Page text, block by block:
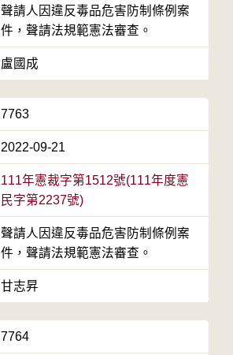
聲請人因違反毒品危害防制條例案
件，聲請法規範憲法審查。
盧國成
7763
2022-09-21
111年憲裁字第1512號(111年度憲
民字第2237號)
聲請人因違反毒品危害防制條例案
件，聲請法規範憲法審查。
甘志昇
7764